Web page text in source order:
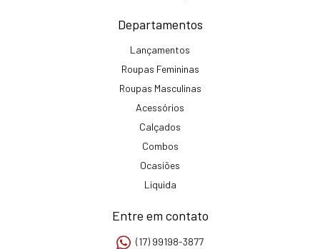
Departamentos
Lançamentos
Roupas Femininas
Roupas Masculinas
Acessórios
Calçados
Combos
Ocasiões
Liquida
Entre em contato
(17) 99198-3877